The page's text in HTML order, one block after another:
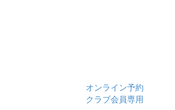
オンライン予約
クラブ会員専用